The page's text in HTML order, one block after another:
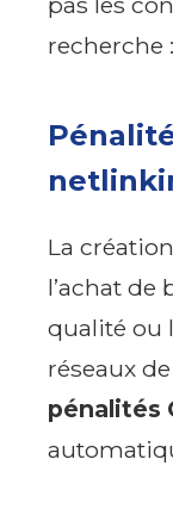
recherche :
La
l’achat de
qualité ou
réseaux
pénalités